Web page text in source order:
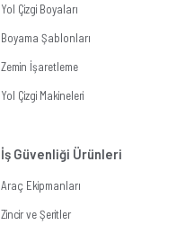
Yol Çizgi Boyaları
Boyama Şablonları
Zemin İşaretleme
Yol Çizgi Makineleri
İş Güvenliği Ürünleri
Araç Ekipmanları
Zincir ve Şeritler